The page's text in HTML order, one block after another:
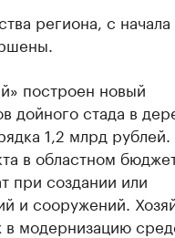
региона, с начала
построен новый
дойного стада в
1,2 млрд
в областном
при создании или
и сооружений.
модернизацию